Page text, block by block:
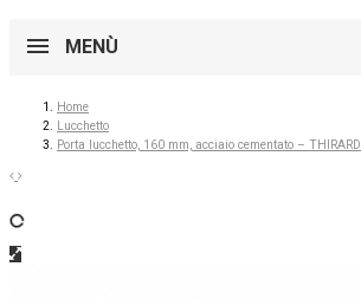
MENÙ
Home
Lucchetto
Porta lucchetto, 160 mm, acciaio cementato – THIRARD